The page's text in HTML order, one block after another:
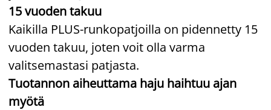
15 vuoden takuu
Kaikilla PLUS-runkopatjoilla on pidennetty 15
vuoden takuu, joten voit olla varma
valitsemastasi patjasta.
Tuotannon aiheuttama haju haihtuu ajan
myötä